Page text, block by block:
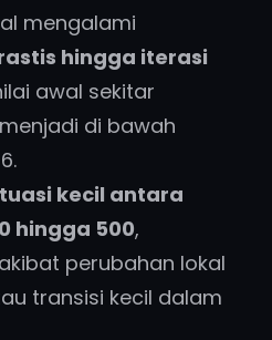
mengalami
hingga iterasi
awal sekitar
menjadi di bawah
kecil antara
hingga 500,
perubahan lokal
transisi kecil dalam